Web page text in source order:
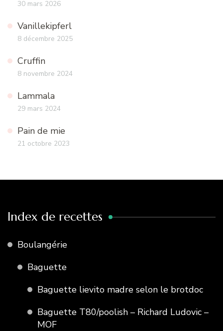
30 mars 2026
Vanillekipferl
8 décembre 2025
Cruffin
8 novembre 2024
Lammala
29 mars 2024
Pain de mie
21 octobre 2023
Index de recettes
Boulangérie
Baguette
Baguette lievito madre selon le brotdoc
Baguette T80/poolish – Richard Ludovic –
MOF